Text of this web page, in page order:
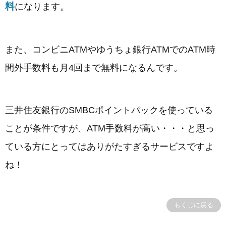
料になります。
また、コンビニATMやゆうちょ銀行ATMでのATM時
間外手数料も月4回まで無料になるんです。
三井住友銀行のSMBCポイントパックを使っている
ことが条件ですが、ATM手数料が高い・・・と思っ
ている方にとってはありがたすぎるサービスですよ
ね！
もくじに戻る